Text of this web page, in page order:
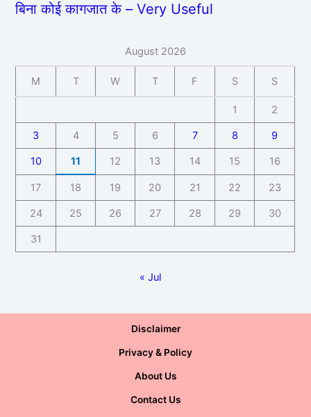
बिना कोई कागजात के – Very Useful
August 2026
M T W T F S S
1 2
3 4 5 6 7 8 9
10 11 12 13 14 15 16
17 18 19 20 21 22 23
24 25 26 27 28 29 30
31
« Jul
Disclaimer
Privacy & Policy
About Us
Contact Us